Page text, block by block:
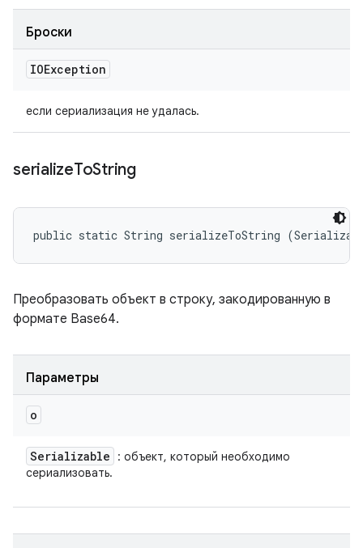
Броски
IOException
если сериализация не удалась.
serializeToString
public static String serializeToString
Преобразовать объект в строку, закодированную в
формате Base64.
Параметры
o
Serializable
: объект, который необходимо
сериализовать.